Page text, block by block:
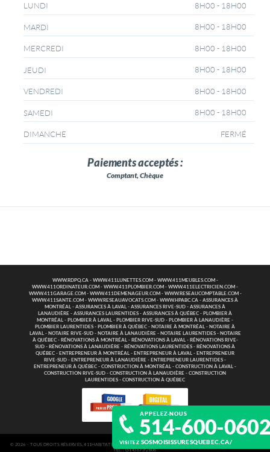
APPELEZ-NOUS
514-600-0602
VISITEZ SOSMOISISSURESQUEBEC.CA/
LUNDI 8H00 - 18H00
MARDI 8H00 - 18H00
MERCREDI 8H00 - 18H00
JEUDI 8H00 - 18H00
VENDREDI 8H00 - 18H00
SAMEDI 8H00 - 18H00
DIMANCHE FERMÉ
Paiements acceptés :
Comptant, Chèque
WWW.RDPQ.CA- WWW.411LUNETTES.COM - WWW.411MEUBLES.COM -
WWW.411ORDINATEUR.COM - WWW.411PLOMBIER.COM - WWW.411ELECTRICIEN.COM -
WWW.411GARAGE.COM - WWW.411DEMENAGEUR.COM - WWW.RESEAUCOMPTABLE.COM -
WWW.411SANTE.COM - WWW.RESEAUAVOCATS.COM - WWW.HPABC.CA - ASSURANCES À
MONTRÉAL - ASSURANCES À LAVAL - ASSURANCES RIVE-SUD - ASSURANCES À
LANAUDIÈRE - ASSURANCES LAURENTIDES - ASSURANCES À QUÉBEC - PLOMBIER À
MONTRÉAL - PLOMBIER À LAVAL - PLOMBIER RIVE-SUD - PLOMBIER À LANAUDIÈRE -
PLOMBIER LAURENTIDES - PLOMBIER À QUÉBEC - NOTAIRE À MONTRÉAL - NOTAIRE À
LAVAL- NOTAIRE RIVE-SUD- NOTAIRE À LANAUDIÈRE- NOTAIRE LAURENTIDES- NOTAIRE
À QUÉBEC- RÉNOVATIONS À MONTRÉAL- RÉNOVATIONS À LAVAL- RÉNOVATIONS RIVE-
SUD - RÉNOVATIONS À LANAUDIÈRE - RÉNOVATIONS LAURENTIDES - RÉNOVATIONS À
QUÉBEC - ENTREPRENEUR À MONTRÉAL - ENTREPRENEUR À LAVAL - ENTREPRENEUR
RIVE-SUD - ENTREPRENEUR À LANAUDIÈRE - ENTREPRENEUR LAURENTIDES -
ENTREPRENEUR À QUÉBEC - CONSTRUCTION À MONTRÉAL - CONSTRUCTION À LAVAL -
CONSTRUCTION RIVE-SUD - CONSTRUCTION À LANAUDIÈRE - CONSTRUCTION
LAURENTIDES - CONSTRUCTION À QUÉBEC
© 2026 - TOUS DROITS RÉSERVÉS. 411HABITATION - 2160 DE LA MONTAGNE SUITE 740 MONTREAL QUEBEC H3G 2T3
TÉL. : (514) 673‑2806